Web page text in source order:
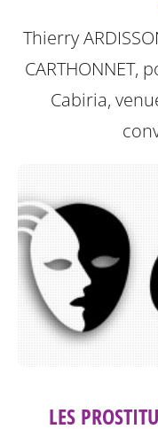
Thierry
CARTHONNET,
Cabiria,
LES